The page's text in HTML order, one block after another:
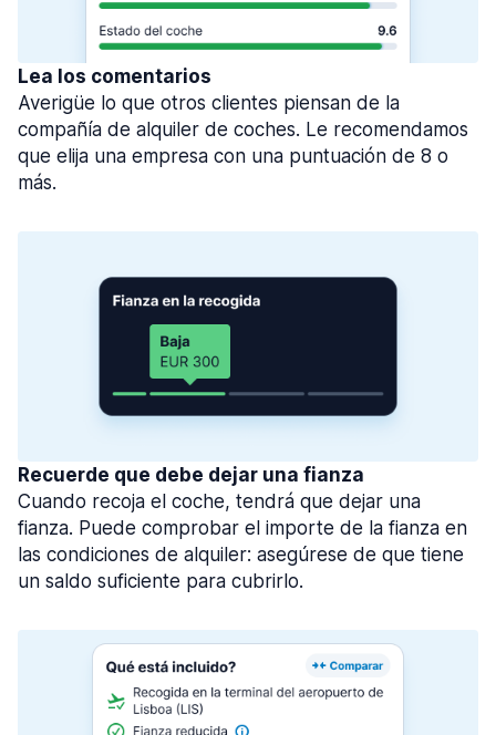
Lea los comentarios
Averigüe lo que otros clientes piensan de la
compañía de alquiler de coches. Le recomendamos
que elija una empresa con una puntuación de 8 o
más.
Recuerde que debe dejar una fianza
Cuando recoja el coche, tendrá que dejar una
fianza. Puede comprobar el importe de la fianza en
las condiciones de alquiler: asegúrese de que tiene
un saldo suficiente para cubrirlo.